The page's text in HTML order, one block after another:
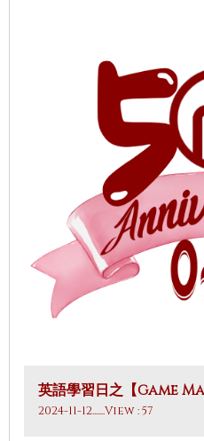
英語學習日之【Game
2024-11-12.......View : 57